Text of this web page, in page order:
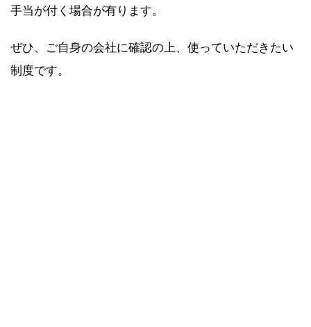
手当が付く場合が有ります。
ぜひ、ご自身の会社に確認の上、使っていただきたい
制度です。